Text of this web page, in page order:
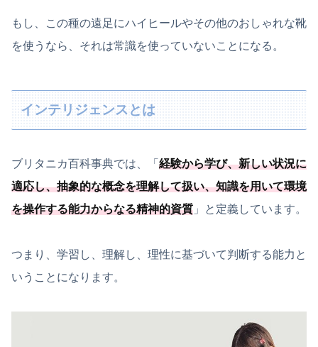
もし、この種の遠足にハイヒールやその他のおしゃれな靴
を使うなら、それは常識を使っていないことになる。
インテリジェンスとは
ブリタニカ百科事典では、「 経験から学び、新しい状況に
適応し、抽象的な概念を理解して扱い、知識を用いて環境
を操作する能力からなる精神的資質 」と定義しています。
つまり、学習し、理解し、理性に基づいて判断する能力と
いうことになります。